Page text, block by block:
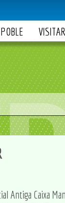
Antiga Caixa